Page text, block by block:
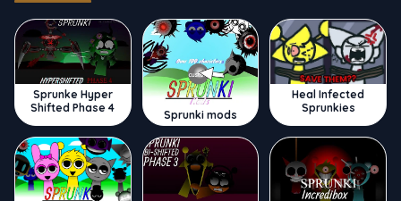
Sprunke Hyper
Shifted Phase 4
Sprunki mods
Heal Infected
Sprunkies